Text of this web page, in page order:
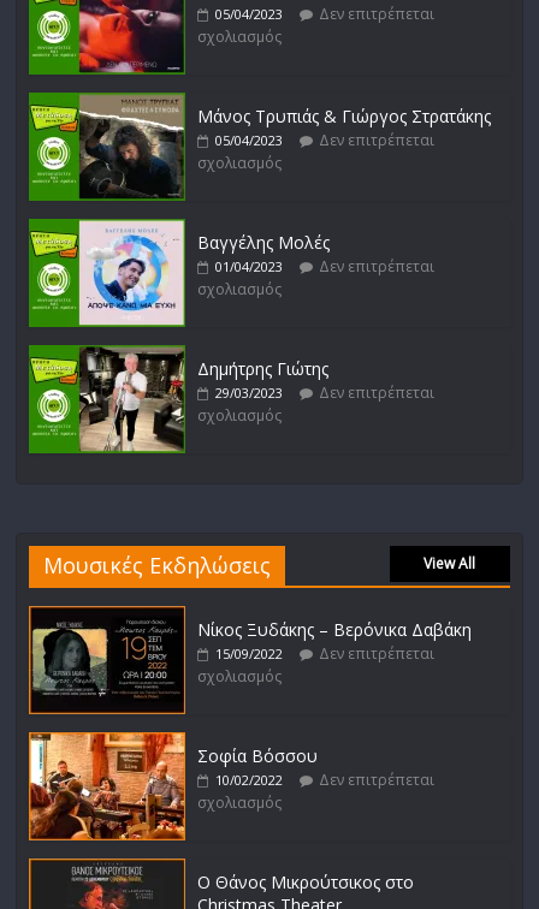
05/04/2023
Δεν επιτρέπεται
σχολιασμός
Μάνος Τρυπιάς & Γιώργος Στρατάκης
05/04/2023
Δεν επιτρέπεται
σχολιασμός
Βαγγέλης Μολές
01/04/2023
Δεν επιτρέπεται
σχολιασμός
Δημήτρης Γιώτης
29/03/2023
Δεν επιτρέπεται
σχολιασμός
Μουσικές Εκδηλώσεις View All
Νίκος Ξυδάκης – Βερόνικα Δαβάκη
15/09/2022
Δεν επιτρέπεται
σχολιασμός
Σοφία Βόσσου
10/02/2022
Δεν επιτρέπεται
σχολιασμός
Ο Θάνος Μικρούτσικος στο
Christmas Theater